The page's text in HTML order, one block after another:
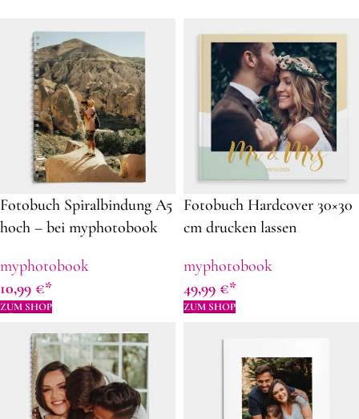
Fotobuch Spiralbindung A5
hoch – bei myphotobook
myphotobook
10,99 €
ZUM SHOP
Fotobuch Hardcover 30×30
cm drucken lassen
myphotobook
49,99 €
ZUM SHOP